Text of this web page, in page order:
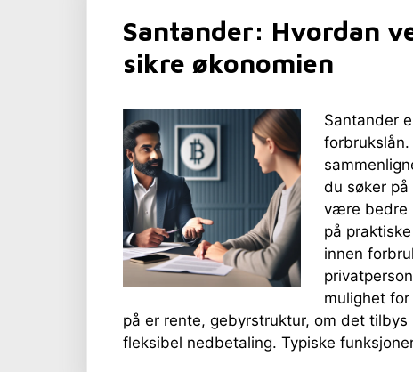
Santander: Hvordan
sikre økonomien
Santander
du søker på
være bedre
på
innen
mulighet
på er rente, gebyrstruktur, om det
fleksibel nedbetaling. Typiske